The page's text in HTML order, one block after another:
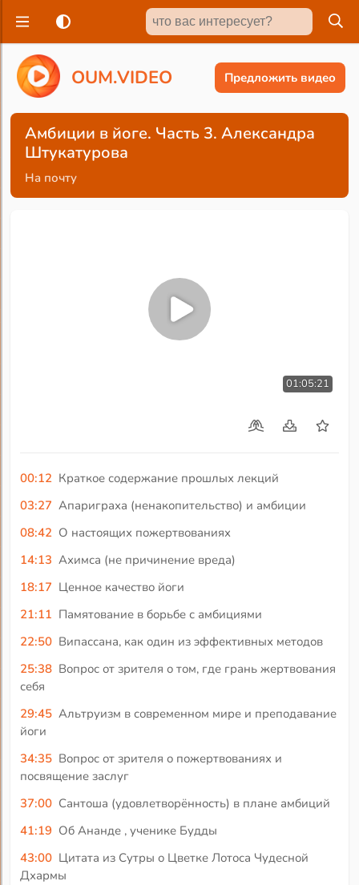
OUM.VIDEO Предложить видео
Амбиции в йоге. Часть 3. Александра
Штукатурова
На почту
01:05:21
00:12 Краткое содержание прошлых лекций
03:27 Апариграха (ненакопительство) и амбиции
08:42 О настоящих пожертвованиях
14:13 Ахимса (не причинение вреда)
18:17 Ценное качество йоги
21:11 Памятование в борьбе с амбициями
22:50 Випассана, как один из эффективных методов
25:38 Вопрос от зрителя о том, где грань жертвования
себя
29:45 Альтруизм в современном мире и преподавание
йоги
34:35 Вопрос от зрителя о пожертвованиях и
посвящение заслуг
37:00 Сантоша (удовлетворённость) в плане амбиций
41:19 Об Ананде , ученике Будды
43:00 Цитата из Сутры о Цветке Лотоса Чудесной
Дхармы